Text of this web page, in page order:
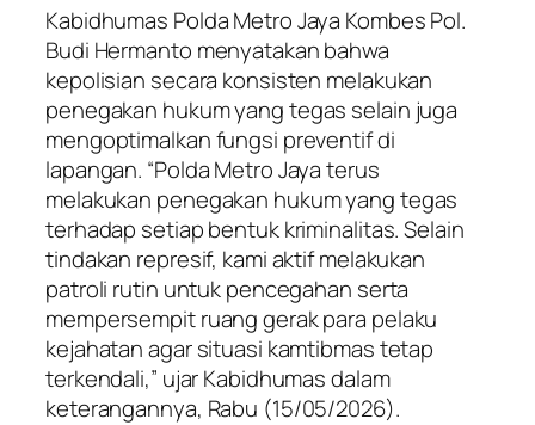
Kabidhumas Polda Metro Jaya Kombes Pol.
Budi Hermanto menyatakan bahwa
kepolisian secara konsisten melakukan
penegakan hukum yang tegas selain juga
mengoptimalkan fungsi preventif di
lapangan. “Polda Metro Jaya terus
melakukan penegakan hukum yang tegas
terhadap setiap bentuk kriminalitas. Selain
tindakan represif, kami aktif melakukan
patroli rutin untuk pencegahan serta
mempersempit ruang gerak para pelaku
kejahatan agar situasi kamtibmas tetap
terkendali,” ujar Kabidhumas dalam
keterangannya, Rabu (15/05/2026).